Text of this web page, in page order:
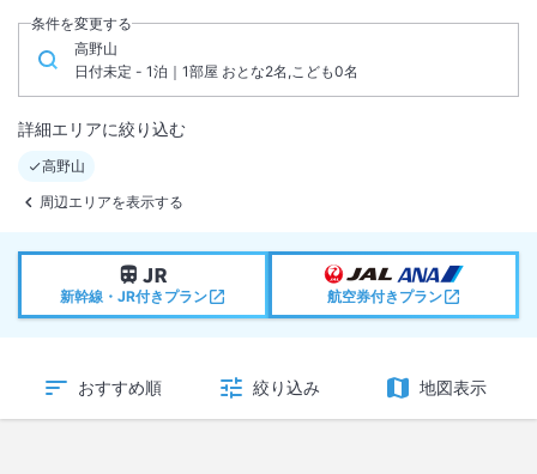
条件を変更する
高野山
日付未定 - 1泊｜1部屋 おとな2名,こども0名
詳細エリアに絞り込む
高野山
周辺エリアを表示する
新幹線・JR付きプラン 航空券付きプラン
おすすめ順 絞り込み 地図表示